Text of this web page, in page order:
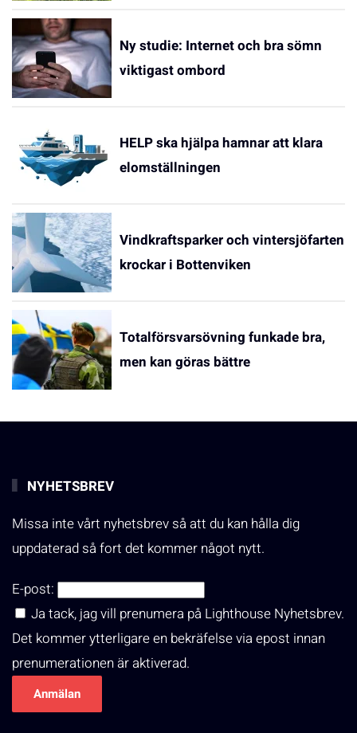
Ny studie: Internet och bra sömn
viktigast ombord
HELP ska hjälpa hamnar att klara
elomställningen
Vindkraftsparker och vintersjöfarten
krockar i Bottenviken
Totalförsvarsövning funkade bra,
men kan göras bättre
NYHETSBREV
Missa inte vårt nyhetsbrev så att du kan hålla dig
uppdaterad så fort det kommer något nytt.
E-post:
Ja tack, jag vill prenumera på Lighthouse Nyhetsbrev.
Det kommer ytterligare en bekräfelse via epost innan
prenumerationen är aktiverad.